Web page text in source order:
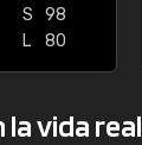
S
98
L
80
la vida real